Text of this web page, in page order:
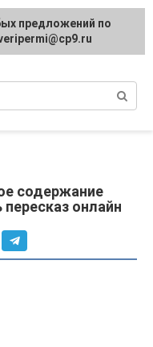
и
содержание
онлайн
предложений по